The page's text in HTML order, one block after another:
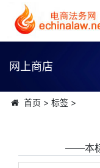
网上商店
首页 > 标签>
――本